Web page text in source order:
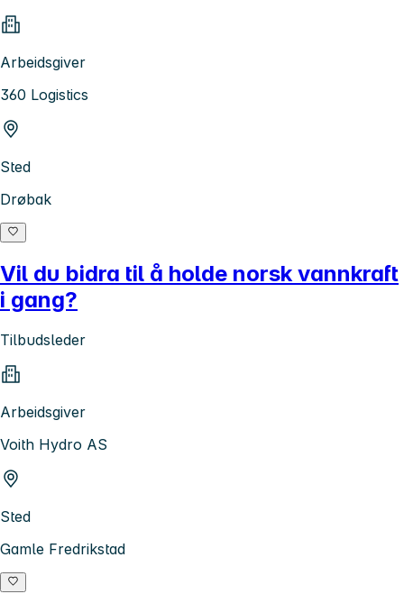
Arbeidsgiver
360 Logistics
Sted
Drøbak
Vil du bidra til å holde norsk vannkraft
i gang?
Tilbudsleder
Arbeidsgiver
Voith Hydro AS
Sted
Gamle Fredrikstad